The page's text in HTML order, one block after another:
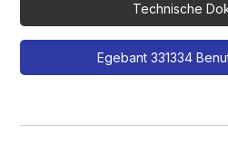
Technische
Egebant 331334